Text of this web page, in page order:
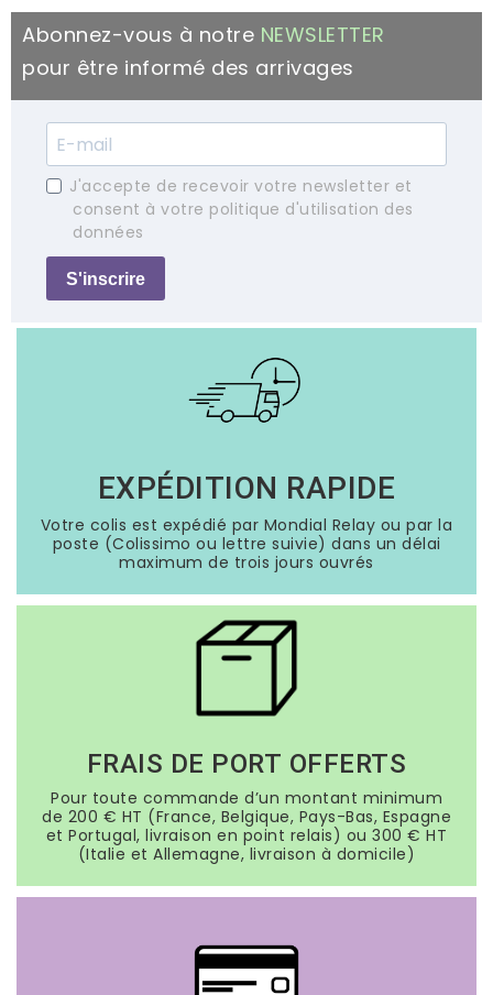
Abonnez-vous à notre NEWSLETTER
pour être informé des arrivages
J'accepte de recevoir votre newsletter et
consent à votre politique d'utilisation des
données
S'inscrire
EXPÉDITION RAPIDE
Votre colis est expédié par Mondial Relay ou par la
poste (Colissimo ou lettre suivie) dans un délai
maximum de trois jours ouvrés
FRAIS DE PORT OFFERTS
Pour toute commande d’un montant minimum
de 200 € HT (France, Belgique, Pays-Bas, Espagne
et Portugal, livraison en point relais) ou 300 € HT
(Italie et Allemagne, livraison à domicile)